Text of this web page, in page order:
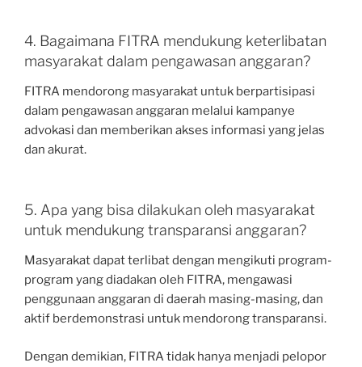
4. Bagaimana FITRA mendukung keterlibatan
masyarakat dalam pengawasan anggaran?
FITRA mendorong masyarakat untuk berpartisipasi
dalam pengawasan anggaran melalui kampanye
advokasi dan memberikan akses informasi yang jelas
dan akurat.
5. Apa yang bisa dilakukan oleh masyarakat
untuk mendukung transparansi anggaran?
Masyarakat dapat terlibat dengan mengikuti program-
program yang diadakan oleh FITRA, mengawasi
penggunaan anggaran di daerah masing-masing, dan
aktif berdemonstrasi untuk mendorong transparansi.
Dengan demikian, FITRA tidak hanya menjadi pelopor